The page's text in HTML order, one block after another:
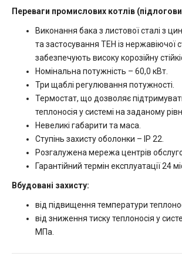
Переваги промислових котлів
Виконання бака з листової сталі з
та застосування ТЕН із нержавіючої
забезпечують високу корозійну
Номінальна потужність – 60,0 кВт.
Три щаблі регулювання потужності.
Термостат, що дозволяє
теплоносія у системі на заданому
Невеликі габарити та маса.
Ступінь захисту оболонки – IP 22.
Розгалужена мережа центрів
Гарантійний термін експлуатації 24
Вбудовані захисту:
від підвищення температури
від зниження тиску теплоносія у
МПа.